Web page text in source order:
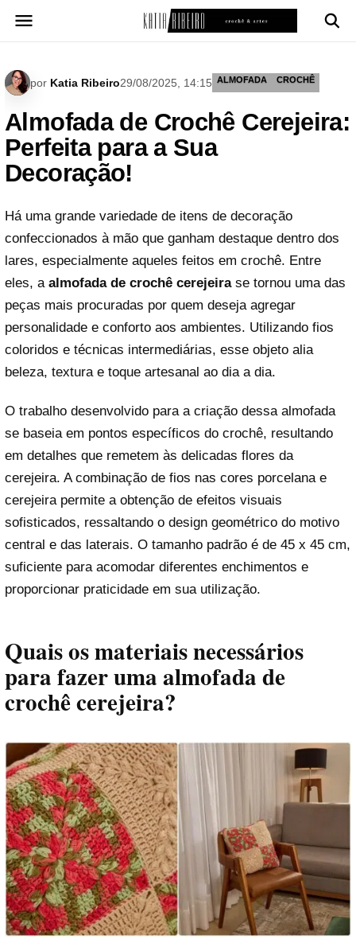
para
por Katia Ribeiro29/08/2025, 14:15 ALMOFADA CROCHÊ
Almofada de Crochê Cerejeira:
Perfeita para a Sua
Decoração!
Há uma grande variedade de itens de decoração
confeccionados à mão que ganham destaque dentro dos
lares, especialmente aqueles feitos em crochê. Entre
eles, a almofada de crochê cerejeirase tornou uma das
peças mais procuradas por quem deseja agregar
personalidade e conforto aos ambientes. Utilizando fios
coloridos e técnicas intermediárias, esse objeto alia
beleza, textura e toque artesanal ao dia a dia.
O trabalho desenvolvido para a criação dessa almofada
se baseia em pontos específicos do crochê, resultando
em detalhes que remetem às delicadas flores da
cerejeira. A combinação de fios nas cores porcelana e
cerejeira permite a obtenção de efeitos visuais
sofisticados, ressaltando o design geométrico do motivo
central e das laterais. O tamanho padrão é de 45 x 45 cm,
suficiente para acomodar diferentes enchimentos e
proporcionar praticidade em sua utilização.
Quais os materiais necessários
para fazer uma almofada de
crochê cerejeira?